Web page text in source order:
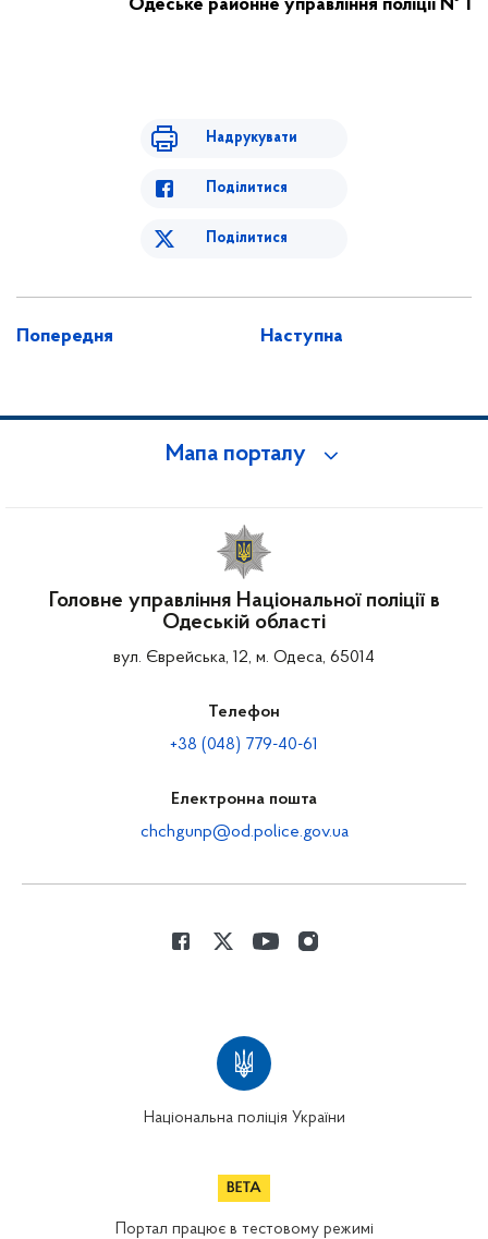
Одеське районне управління поліції № 1
Надрукувати
Поділитися
Поділитися
Попередня Наступна
Мапа порталу
Головне управління Національної поліції в
Одеській області
вул. Єврейська, 12, м. Одеса, 65014
Телефон
+38 (048) 779-40-61
Електронна пошта
chchgunp@od.police.gov.ua
Національна поліція України
Портал працює в тестовому режимі